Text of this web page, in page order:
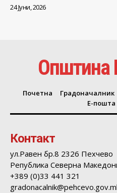
24 Јуни, 2026
Почетна Градоначалник
Е-пошта
Контакт
ул.Равен бр.8 2326 Пехчево
Република Северна
+389 (0)33 441 321